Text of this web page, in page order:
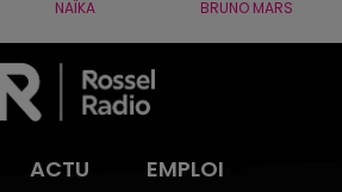
NAÏKA BRUNO MARS
ACTU
EMPLOI